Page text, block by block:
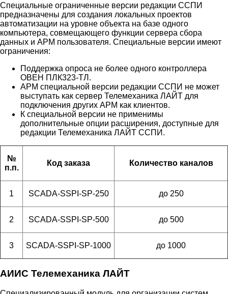
Специальные ограниченные версии редакции ССПИ
предназначены для создания локальных проектов
автоматизации на уровне объекта на базе одного
компьютера, совмещающего функции сервера сбора
данных и АРМ пользователя. Специальные версии имеют
ограничения:
Поддержка опроса не более одного контроллера
ОВЕН ПЛК323-ТЛ.
АРМ специальной версии редакции ССПИ не может
выступать как сервер Телемеханика ЛАЙТ для
подключения других АРМ как клиентов.
К специальной версии не применимы
дополнительные опции расширения, доступные для
редакции Телемеханика ЛАЙТ ССПИ.
№
п.п.
Код заказа Количество каналов
1 SCADA-SSPI-SP-250 до 250
2 SCADA-SSPI-SP-500 до 500
3 SCADA-SSPI-SP-1000 до 1000
АИИС Телемеханика ЛАЙТ